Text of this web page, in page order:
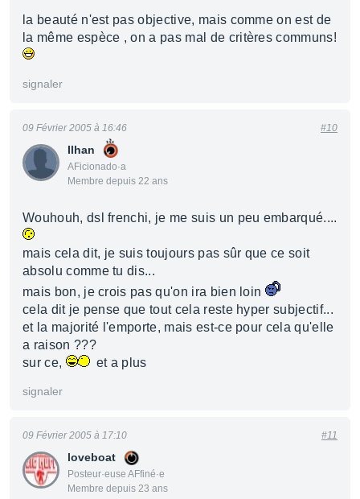
la beauté n'est pas objective, mais comme on est de
la même espèce , on a pas mal de critères communs!
signaler
Ilhan
AFicionado·a
Membre depuis 22 ans
09 Février 2005 à 16:46 #10
Wouhouh, dsl frenchi, je me suis un peu embarqué....
mais cela dit, je suis toujours pas sûr que ce soit
absolu comme tu dis...
mais bon, je crois pas qu'on ira bien loin
cela dit je pense que tout cela reste hyper subjectif...
et la majorité l'emporte, mais est-ce pour cela qu'elle
a raison ???
sur ce,
et a plus
signaler
loveboat
Posteur·euse AFfiné·e
Membre depuis 23 ans
09 Février 2005 à 17:10 #11